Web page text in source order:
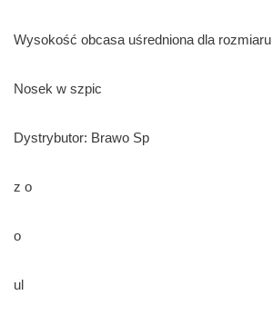
Wysokość obcasa uśredniona dla
Nosek w szpic
Dystrybutor: Brawo Sp
z o
o
ul